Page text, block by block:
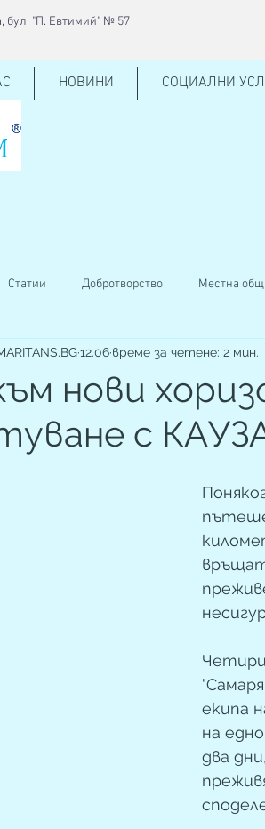
бул. "П. Евтимий" № 57
НОВИНИ СОЦИАЛНИ
Статии Добротворство Местна
център КСО Внучено на баба
нови
с
12.06 време за четене: 2 мин.
екипа
на
два